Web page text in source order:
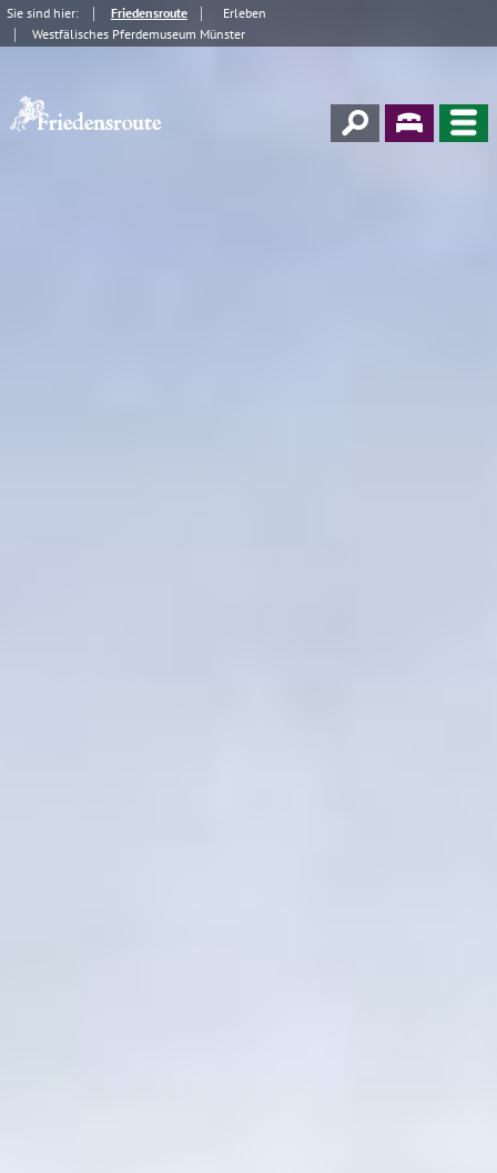
Sie sind hier: Friedensroute
Erleben
Westfälisches Pferdemuseum Münster